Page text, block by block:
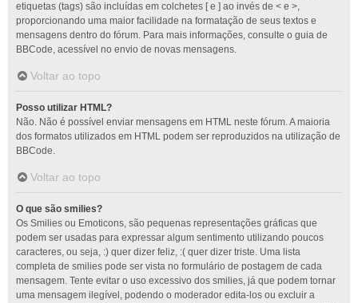
etiquetas (tags) são incluídas em colchetes [ e ] ao invés de < e >,
proporcionando uma maior facilidade na formatação de seus textos e
mensagens dentro do fórum. Para mais informações, consulte o guia de
BBCode, acessível no envio de novas mensagens.
Voltar ao topo
Posso utilizar HTML?
Não. Não é possível enviar mensagens em HTML neste fórum. A maioria
dos formatos utilizados em HTML podem ser reproduzidos na utilização de
BBCode.
Voltar ao topo
O que são smilies?
Os Smilies ou Emoticons, são pequenas representações gráficas que
podem ser usadas para expressar algum sentimento utilizando poucos
caracteres, ou seja, :) quer dizer feliz, :( quer dizer triste. Uma lista
completa de smilies pode ser vista no formulário de postagem de cada
mensagem. Tente evitar o uso excessivo dos smilies, já que podem tornar
uma mensagem ilegível, podendo o moderador edita-los ou excluir a